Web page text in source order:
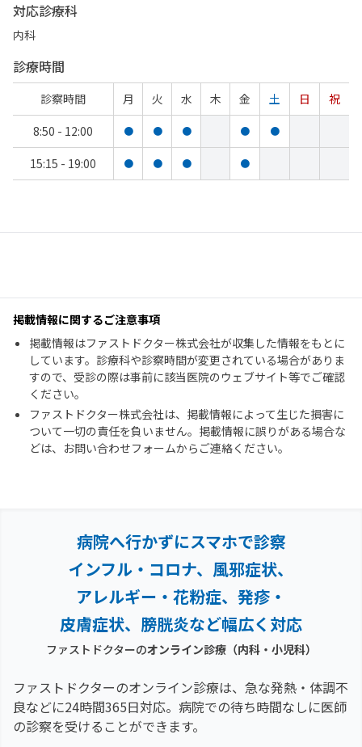
対応診療科
内科
診療時間
診察時間 月 火 水 木 金 土 日
祝
8:50 - 12:00
● ● ● ● ●
15:15 - 19:00 ● ● ● ●
掲載情報に関するご注意事項
掲載情報はファストドクター株式会社が収集した情報をもとに
しています。診療科や診察時間が変更されている場合がありま
すので、受診の際は事前に該当医院のウェブサイト等でご確認
ください。
ファストドクター株式会社は、掲載情報によって生じた損害に
ついて一切の責任を負いません。掲載情報に誤りがある場合な
どは、お問い合わせフォームからご連絡ください。
病院へ行かずにスマホで診察
インフル・コロナ、風邪症状、
アレルギー・花粉症、 発疹・
皮膚症状、膀胱炎など幅広く対応
ファストドクターのオンライン診療（内科・小児科）
ファストドクターのオンライン診療は、急な発熱・体調不
良などに24時間365日対応。 病院での待ち時間なしに医師
の診察を受けることができます。